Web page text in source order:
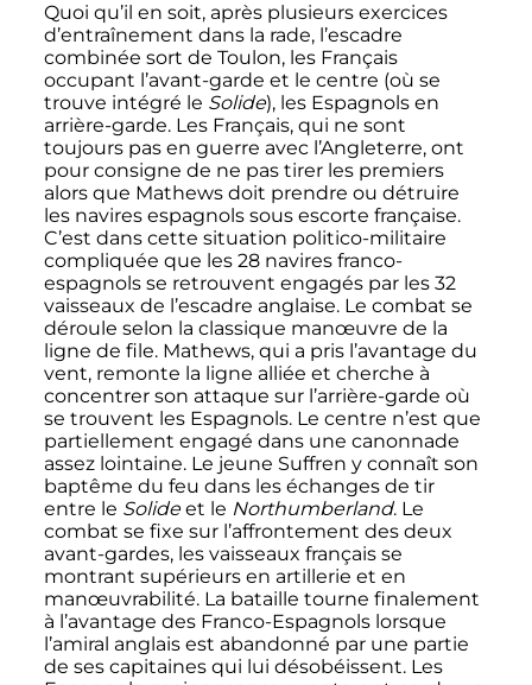
Quoi qu’il en soit, après plusieurs exercices
d’entraînement dans la rade, l’escadre
combinée sort de Toulon, les Français
occupant l’avant-garde et le centre (où se
trouve intégré le Solide), les Espagnols en
arrière-garde. Les Français, qui ne sont
toujours pas en guerre avec l’Angleterre, ont
pour consigne de ne pas tirer les premiers
alors que Mathews doit prendre ou détruire
les navires espagnols sous escorte française.
C’est dans cette situation politico-militaire
compliquée que les 28 navires franco-
espagnols se retrouvent engagés par les 32
vaisseaux de l’escadre anglaise. Le combat se
déroule selon la classique manœuvre de la
ligne de file. Mathews, qui a pris l’avantage du
vent, remonte la ligne alliée et cherche à
concentrer son attaque sur l’arrière-garde où
se trouvent les Espagnols. Le centre n’est que
partiellement engagé dans une canonnade
assez lointaine. Le jeune Suffren y connaît son
baptême du feu dans les échanges de tir
entre le Solideet le Northumberland. Le
combat se fixe sur l’affrontement des deux
avant-gardes, les vaisseaux français se
montrant supérieurs en artillerie et en
manœuvrabilité. La bataille tourne finalement
à l’avantage des Franco-Espagnols lorsque
l’amiral anglais est abandonné par une partie
de ses capitaines qui lui désobéissent. Les